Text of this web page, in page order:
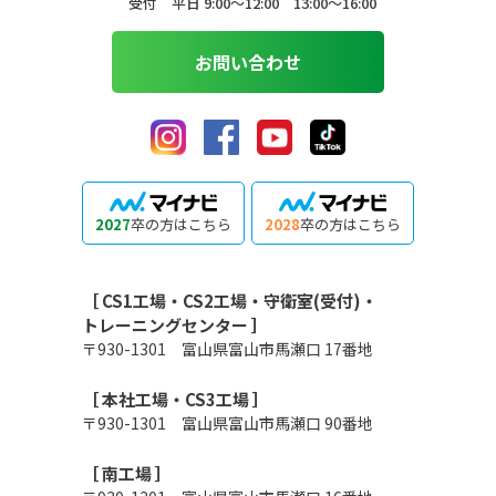
お問い合わせ
2027卒の方はこちら 2028卒の方はこちら
［ CS1工場・CS2工場・守衛室(受付)・
トレーニングセンター ］
〒930-1301 富山県富山市馬瀬口 17番地
［ 本社工場・CS3工場 ］
〒930-1301 富山県富山市馬瀬口 90番地
［ 南工場 ］